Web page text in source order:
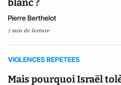
blanc ?
Pierre Berthelot
7 min de lecture
VIOLENCES REPETEES
Mais pourquoi Israël